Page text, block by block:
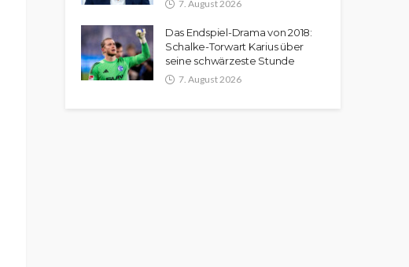
7. August 2026
Das Endspiel-Drama von 2018:
Schalke-Torwart Karius über
seine schwärzeste Stunde
7. August 2026